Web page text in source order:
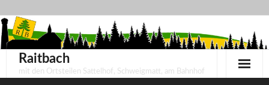
Skip
to
contentRaitbach
mit den Ortsteilen Sattelhof, Schweigmatt, am Bahnhof